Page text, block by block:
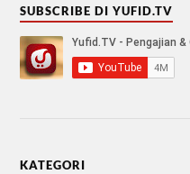
SUBSCRIBE DI YUFID.TV
KATEGORI